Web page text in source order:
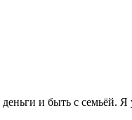
и быть с